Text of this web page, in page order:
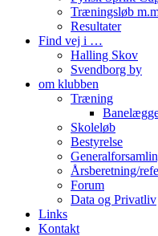
Træningsløb
Resultater
Find vej i …
Halling Skov
Svendborg by
om klubben
Træning
Skoleløb
Bestyrelse
Årsberetning/
Forum
Data og Privatliv
Links
Kontakt